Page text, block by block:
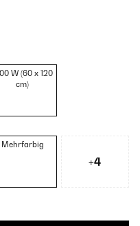
W (60 x 120
cm)
Mehrfarbig
+4